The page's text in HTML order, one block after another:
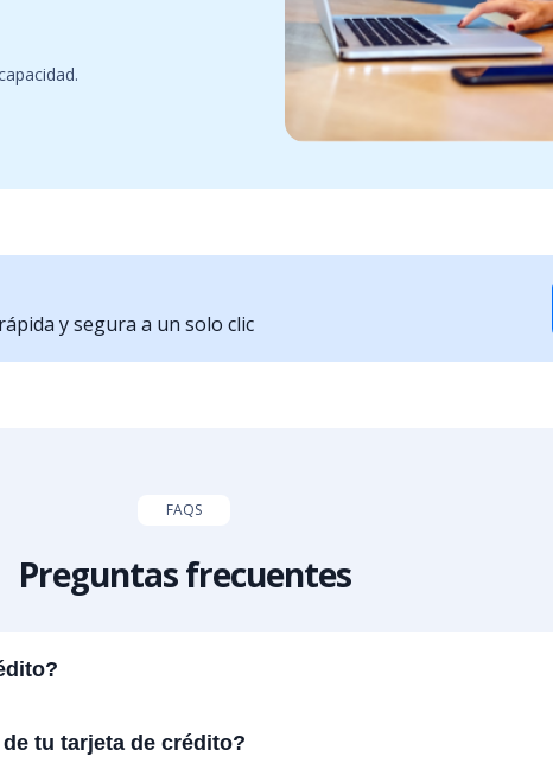
y segura a un solo clic
FAQS
Preguntas frecuentes
tu tarjeta de crédito?